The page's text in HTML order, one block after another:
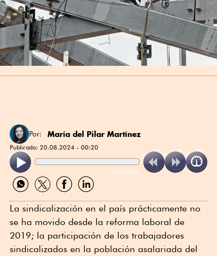
Por: María del Pilar Martínez
Publicado: 20.08.2024 - 00:20
ReadSpeaker
Compartir
por
Compartir
por
Compartir
por
Compartir
por
La sindicalización en el país prácticamente no
se ha movido desde la reforma laboral de
2019; la participación de los trabajadores
sindicalizados en la población asalariada del